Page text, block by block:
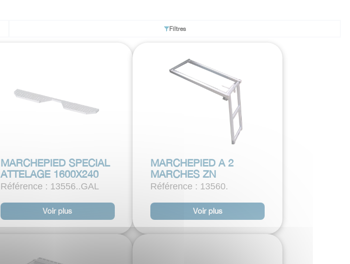
Filtres
MARCHEPIED SPECIAL
ATTELAGE 1600X240
Référence : 13556..GAL
Voir plus
MARCHEPIED A 2
MARCHES ZN
Référence : 13560.
Voir plus